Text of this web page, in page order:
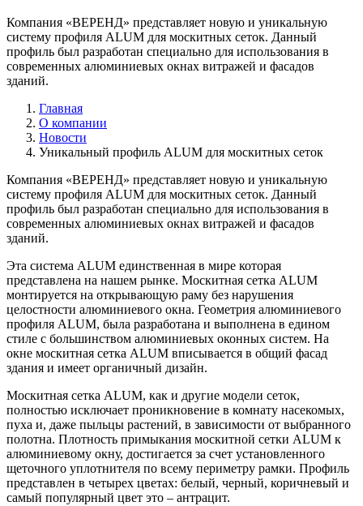
Компания «ВЕРЕНД» представляет новую и уникальную
систему профиля ALUM для москитных сеток. Данный
профиль был разработан специально для использования в
современных алюминиевых окнах витражей и фасадов
зданий.
Главная
О компании
Новости
Уникальный профиль ALUM для москитных сеток
Компания «ВЕРЕНД» представляет новую и уникальную
систему профиля ALUM для москитных сеток. Данный
профиль был разработан специально для использования в
современных алюминиевых окнах витражей и фасадов
зданий.
Эта система ALUM единственная в мире которая
представлена на нашем рынке. Москитная сетка ALUM
монтируется на открывающую раму без нарушения
целостности алюминиевого окна. Геометрия алюминиевого
профиля ALUM, была разработана и выполнена в едином
стиле с большинством алюминиевых оконных систем. На
окне москитная сетка ALUM вписывается в общий фасад
здания и имеет органичный дизайн.
Москитная сетка ALUM, как и другие модели сеток,
полностью исключает проникновение в комнату насекомых,
пуха и, даже пыльцы растений, в зависимости от выбранного
полотна. Плотность примыкания москитной сетки ALUM к
алюминиевому окну, достигается за счет установленного
щеточного уплотнителя по всему периметру рамки. Профиль
представлен в четырех цветах: белый, черный, коричневый и
самый популярный цвет это – антрацит.